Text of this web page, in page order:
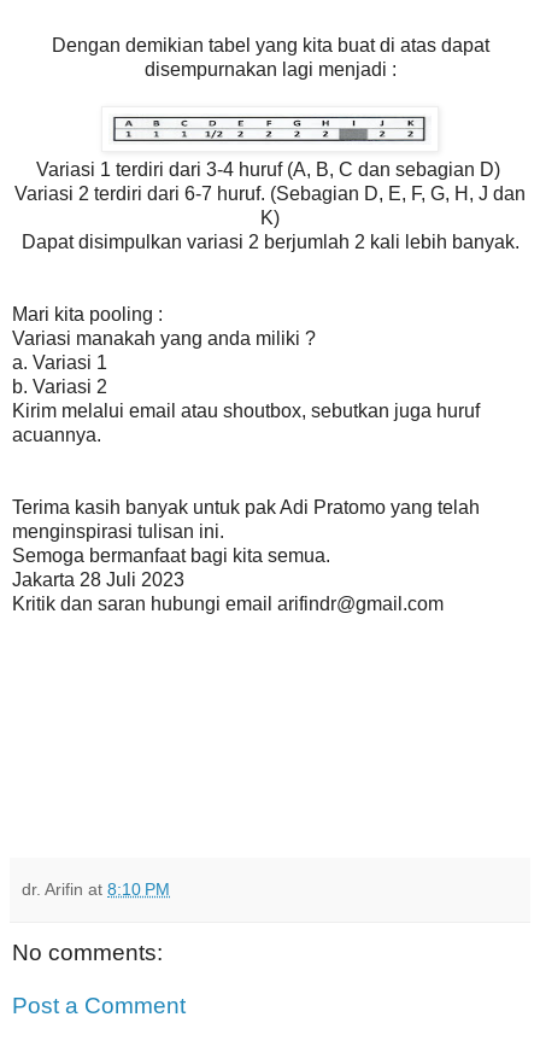
Dengan demikian tabel yang kita buat di atas dapat
disempurnakan lagi menjadi :
Variasi 1 terdiri dari 3-4 huruf (A, B, C dan sebagian D)
Variasi 2 terdiri dari 6-7 huruf. (Sebagian D, E, F, G, H, J dan
K)
Dapat disimpulkan variasi 2 berjumlah 2 kali lebih banyak.
Mari kita pooling :
Variasi manakah yang anda miliki ?
a. Variasi 1
b. Variasi 2
Kirim melalui email atau shoutbox, sebutkan juga huruf
acuannya.
Terima kasih banyak untuk pak Adi Pratomo yang telah
menginspirasi tulisan ini.
Semoga bermanfaat bagi kita semua.
Jakarta 28 Juli 2023
Kritik dan saran hubungi email arifindr@gmail.com
dr. Arifin at 8:10 PM
No comments:
Post a Comment